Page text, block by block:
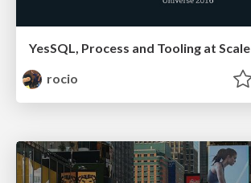
YesSQL, Process and Tooling at Scale
rocio